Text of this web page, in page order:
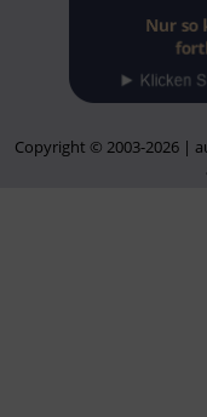
Copyright © 2003-2026 |